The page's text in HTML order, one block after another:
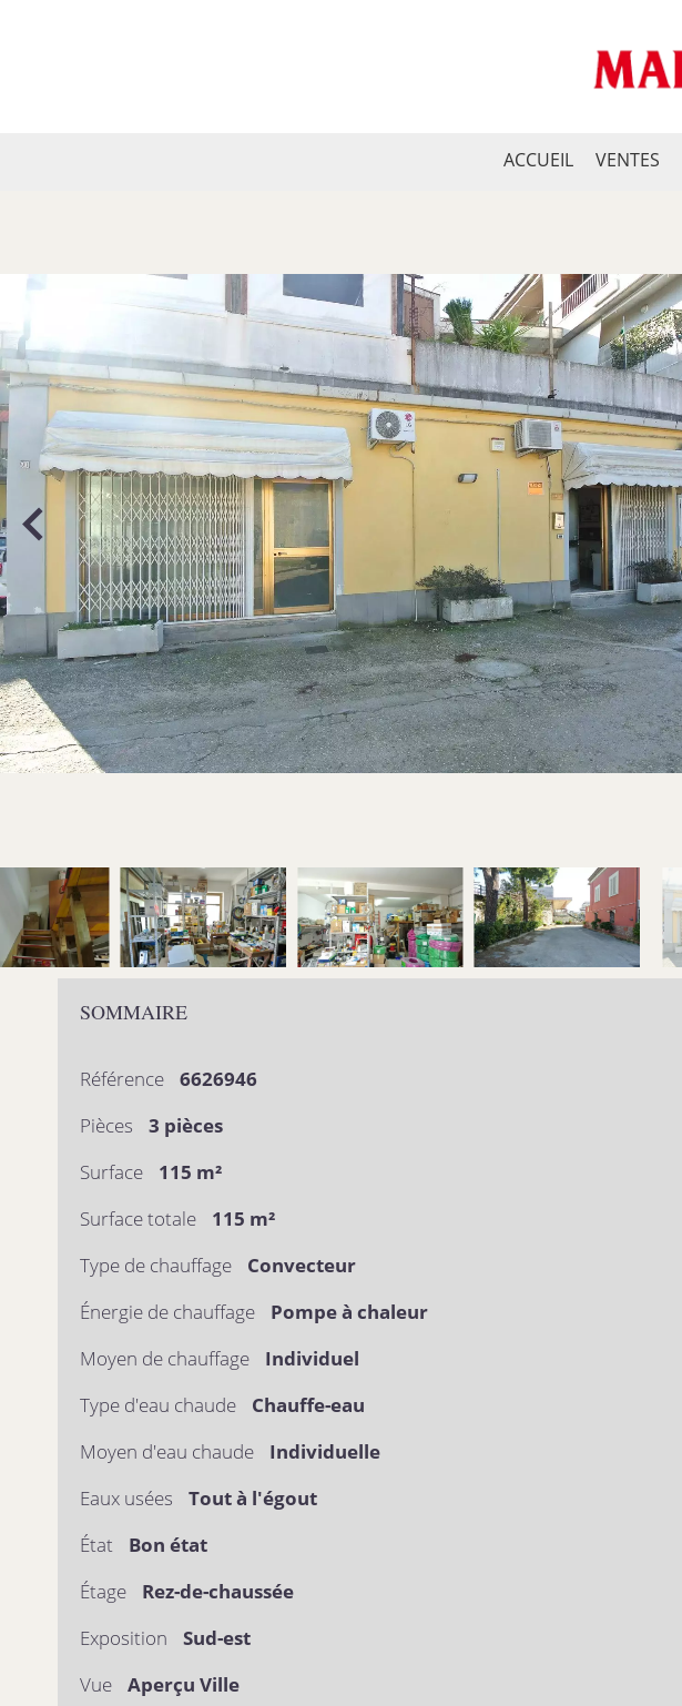
ACCUEIL VENTES
SOMMAIRE
Référence
6626946
Pièces
3 pièces
Surface
115 m²
Surface totale
115 m²
Type de chauffage
Convecteur
Énergie de chauffage
Pompe à chaleur
Moyen de chauffage
Individuel
Type d'eau chaude
Chauffe-eau
Moyen d'eau chaude
Individuelle
Eaux usées
Tout à l'égout
État
Bon état
Étage
Rez-de-chaussée
Exposition
Sud-est
Vue
Aperçu Ville